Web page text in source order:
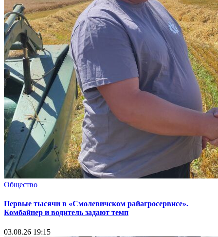
Общество
Первые тысячи в «Смолевичском райагросервисе».
Комбайнер и водитель задают темп
03.08.26 19:15